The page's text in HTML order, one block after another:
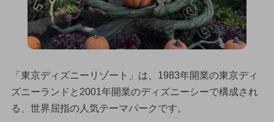
「東京ディズニーリゾート」は、1983年開業の東京ディ
ズニーランドと2001年開業のディズニーシーで構成され
る、世界屈指の人気テーマパークです。